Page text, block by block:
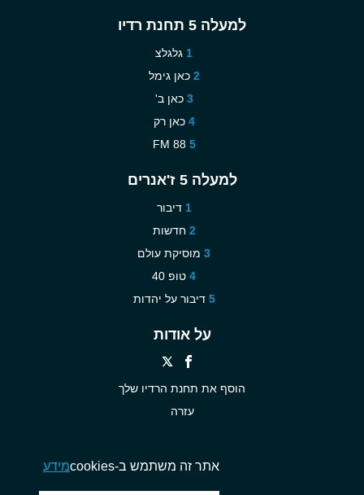
למעלה 5 תחנת רדיו
גלגלצ
כאן גימל
כאן ב'
כאן רק
88 FM
למעלה 5 ז'אנרים
דיבור
חדשות
מוסיקת עולם
טופ 40
דיבור על יהדות
על אודות
הוסף את תחנת הרדיו שלך
עזרה
אתר זה משתמש ב-cookies מידע